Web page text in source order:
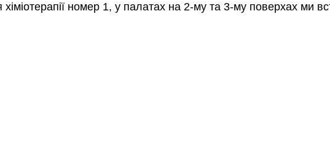
хіміотерапії номер 1, у палатах на 2-му та 3-му поверхах ми